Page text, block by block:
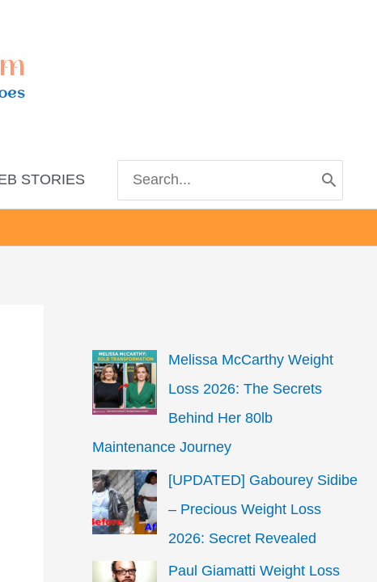
STORIES
for:
Melissa McCarthy Weight
Loss 2026: The Secrets
Behind Her 80lb
Maintenance Journey
[UPDATED] Gabourey Sidibe
– Precious Weight Loss
2026: Secret Revealed
Paul Giamatti Weight Loss